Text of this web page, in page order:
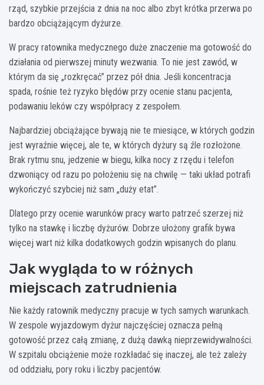
rząd, szybkie przejścia z dnia na noc albo zbyt krótka przerwa po
bardzo obciążającym dyżurze.
W pracy ratownika medycznego duże znaczenie ma gotowość do
działania od pierwszej minuty wezwania. To nie jest zawód, w
którym da się „rozkręcać” przez pół dnia. Jeśli koncentracja
spada, rośnie też ryzyko błędów przy ocenie stanu pacjenta,
podawaniu leków czy współpracy z zespołem.
Najbardziej obciążające bywają nie te miesiące, w których godzin
jest wyraźnie więcej, ale te, w których dyżury są źle rozłożone.
Brak rytmu snu, jedzenie w biegu, kilka nocy z rzędu i telefon
dzwoniący od razu po położeniu się na chwilę — taki układ potrafi
wykończyć szybciej niż sam „duży etat”.
Dlatego przy ocenie warunków pracy warto patrzeć szerzej niż
tylko na stawkę i liczbę dyżurów. Dobrze ułożony grafik bywa
więcej wart niż kilka dodatkowych godzin wpisanych do planu.
Jak wygląda to w różnych
miejscach zatrudnienia
Nie każdy ratownik medyczny pracuje w tych samych warunkach.
W zespole wyjazdowym dyżur najczęściej oznacza pełną
gotowość przez całą zmianę, z dużą dawką nieprzewidywalności.
W szpitalu obciążenie może rozkładać się inaczej, ale też zależy
od oddziału, pory roku i liczby pacjentów.